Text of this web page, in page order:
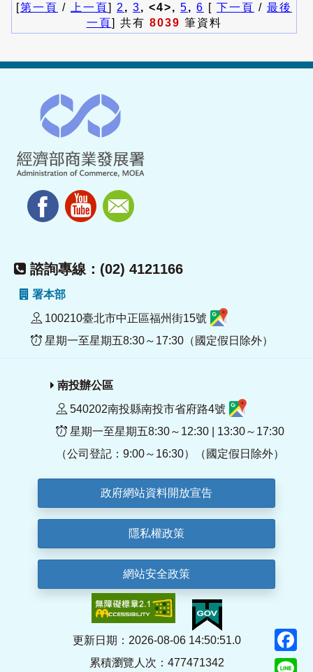
[第一頁 / 上一頁] 2 , 3, <4>, 5, 6 [ 下一頁 / 最後
一頁] 共有 8039 筆資料
諮詢專線：(02) 4121166
署本部
100210臺北市中正區福州街15號
星期一至星期五8:30～17:30（國定假日除外）
南投辦公區
540202南投縣南投市省府路4號
星期一至星期五8:30～12:30 | 13:30～17:30
（公司登記：9:00～16:30）（國定假日除外）
政府網站資料開放宣告
隱私權政策
網站安全政策
更新日期：2026-08-06 14:50:51.0
累積瀏覽人次：477471342